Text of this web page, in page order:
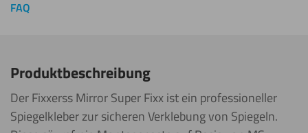
FAQ
Produktbeschreibung
Der Fixxerss Mirror Super Fixx ist ein professioneller
Spiegelkleber zur sicheren Verklebung von Spiegeln.